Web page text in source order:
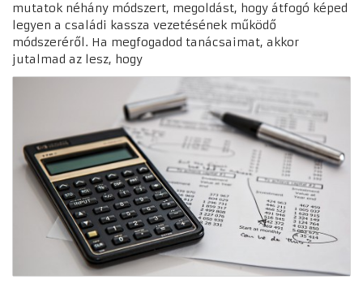
mutatok néhány módszert, megoldást, hogy átfogó képed
legyen a családi kassza vezetésének működő
módszeréről. Ha megfogadod tanácsaimat, akkor
jutalmad az lesz, hogy